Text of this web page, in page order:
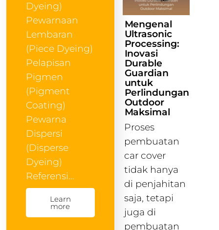
Dyeing)
Pewarnaan
Lembaran
(Piece Dyeing)
Pelapisan
Pigmen
(Pigment
Coating)
Pewarna
Dispersi
(Disperse
Dyeing)
Referensi…
Learn
more
Mengenal
Ultrasonic
Processing:
Inovasi
Durable
Guardian
untuk
Perlindungan
Outdoor
Maksimal
Proses
pembuatan
car cover
tidak hanya
di penjahitan
saja, tetapi
juga di
pembuatan